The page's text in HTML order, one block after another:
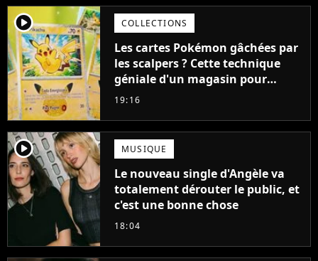
player2 COLLECTIONS
Les cartes Pokémon gâchées par
les scalpers ? Cette technique
géniale d'un magasin pour
ruiner les revendeurs
19:16
player2 MUSIQUE
Le nouveau single d'Angèle va
totalement dérouter le public, et
c'est une bonne chose
18:04